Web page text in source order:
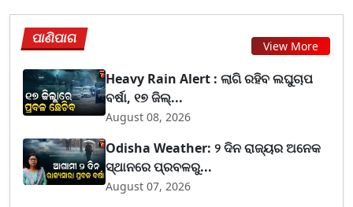
ପାଣିପାଗ View More
Heavy Rain Alert : ଲାଗି ରହିବ ଲଘୁଚାପ
ବର୍ଷା, ୧୭ ଜିଲ୍...
August 08, 2026
Odisha Weather: ୨ ଦିନ ରାଜ୍ୟର ଅନେକ
ସ୍ଥାନରେ ପ୍ରବଳରୁ...
August 07, 2026